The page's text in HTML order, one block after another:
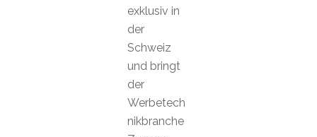
exklusiv in
der
Schweiz
und bringt
der
Werbetech
nikbranche